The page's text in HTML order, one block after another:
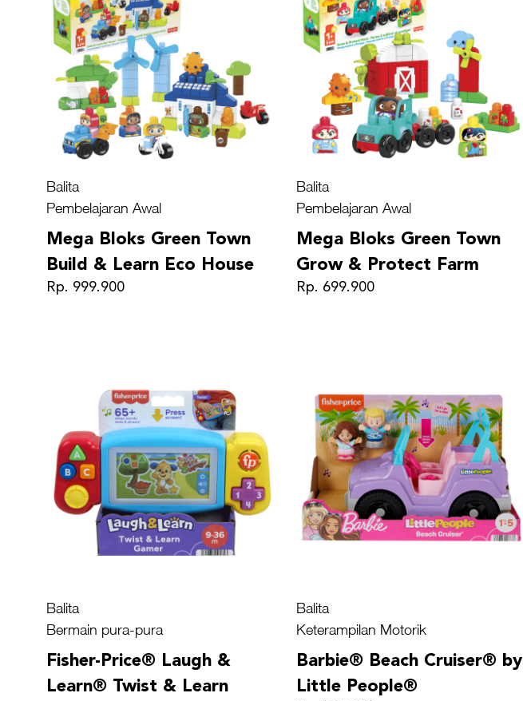
Balita
Pembelajaran Awal
Mega Bloks Green Town
Build & Learn Eco House
Rp. 999.900
Balita
Pembelajaran Awal
Mega Bloks Green Town
Grow & Protect Farm
Rp. 699.900
Balita
Bermain pura-pura
Fisher-Price® Laugh &
Learn® Twist & Learn
Balita
Keterampilan Motorik
Barbie® Beach Cruiser® by
Little People®